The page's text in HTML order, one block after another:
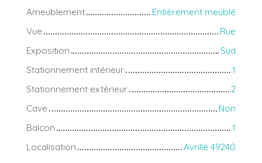
Ameublement
Entièrement meublé
Vue
Rue
Exposition
Sud
Stationnement intérieur
1
Stationnement extérieur
2
Cave
Non
Balcon
1
Localisation
Avrillé 49240